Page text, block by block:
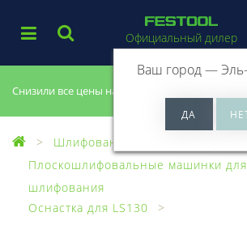
Снизили все цены на 20%, успей купить!
Официальный дилер
Ваш город —
Шлифование
Плоскошлифовальные машинки для
шлифования
Оснастка для LS130